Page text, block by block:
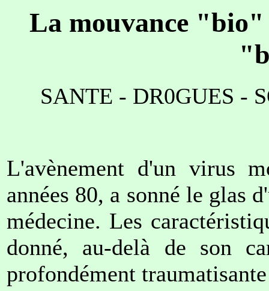
La mouvance "bio"
SANTE - DR0GUES -
L'avènement d'un virus
années 80, a sonné le glas
médecine. Les
donné, au-delà de son
profondément